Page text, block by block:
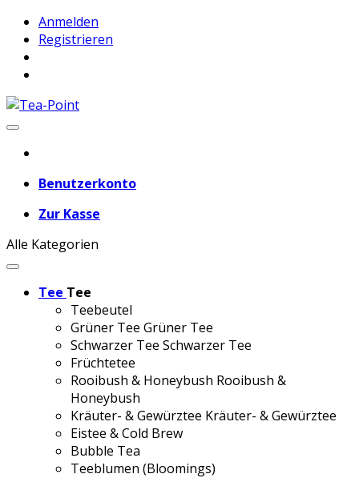
Anmelden
Registrieren
Benutzerkonto
Zur Kasse
Alle Kategorien
Tee Tee
Teebeutel
Grüner Tee Grüner Tee
Schwarzer Tee Schwarzer Tee
Früchtetee
Rooibush & Honeybush Rooibush &
Honeybush
Kräuter- & Gewürztee Kräuter- & Gewürztee
Eistee & Cold Brew
Bubble Tea
Teeblumen (Bloomings)